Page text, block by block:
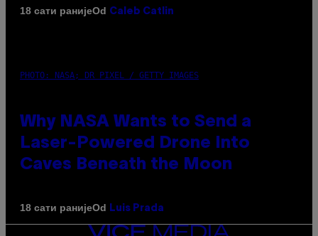
18 сати ранијеOd Caleb Catlin
PHOTO: NASA; DR PIXEL / GETTY IMAGES
Why NASA Wants to Send a
Laser-Powered Drone Into
Caves Beneath the Moon
18 сати ранијеOd Luis Prada
VICE